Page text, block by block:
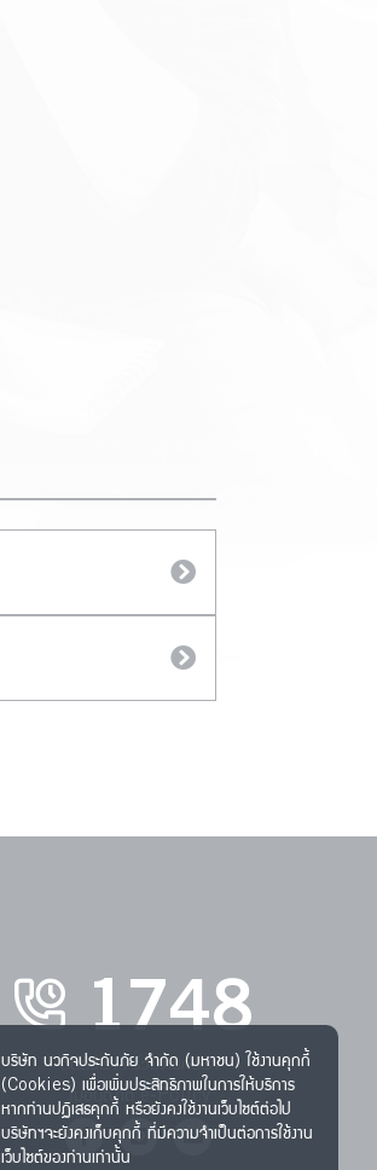
1748
ติดต่อเรา|ร่วมงานกับเรา
ใบอนุญาต e-Policy
บริษัท นวกิจประกันภัย จำกัด (มหาชน) ใช้งานคุกกี้
(Cookies) เพื่อเพิ่มประสิทธิภาพในการให้บริการ
หากท่านปฏิเสธคุกกี้ หรือยังคงใช้งานเว็บไซต์ต่อไป
บริษัทฯจะยังคงเก็บคุกกี้ ที่มีความจำเป็นต่อการใช้งาน
เว็บไซต์ของท่านเท่านั้น